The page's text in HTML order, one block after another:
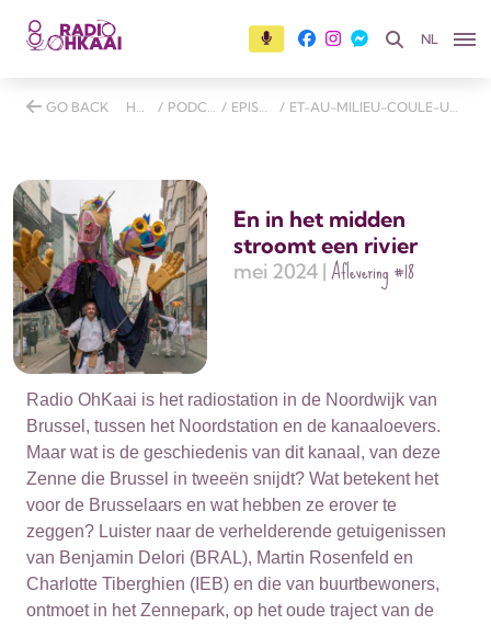
NL
GO BACK HOME / PODCASTS / EPISODES / ET-AU-MILIEU-COULE-UNE-RIVIERE
En in het midden
stroomt een rivier
mei 2024 | Aflevering#18
Radio OhKaai is het radiostation in de Noordwijk van
Brussel, tussen het Noordstation en de kanaaloevers.
Maar wat is de geschiedenis van dit kanaal, van deze
Zenne die Brussel in tweeën snijdt? Wat betekent het
voor de Brusselaars en wat hebben ze erover te
zeggen? Luister naar de verhelderende getuigenissen
van Benjamin Delori (BRAL), Martin Rosenfeld en
Charlotte Tiberghien (IEB) en die van buurtbewoners,
ontmoet in het Zennepark, op het oude traject van de